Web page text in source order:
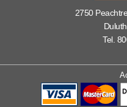
2750
Tel.